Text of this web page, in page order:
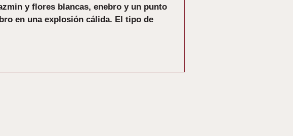
y flores blancas, enebro y un punto
en una explosión cálida. El tipo de